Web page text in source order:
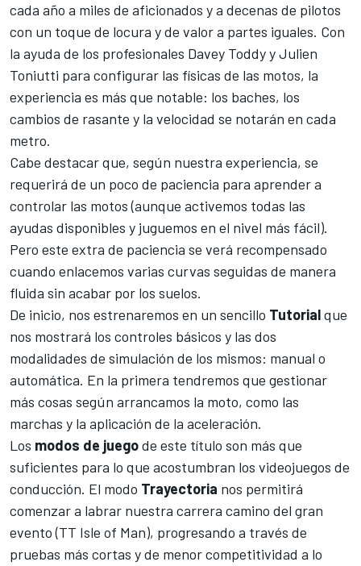
cada año a miles de aficionados y a decenas de pilotos
con un toque de locura y de valor a partes iguales. Con
la ayuda de los profesionales Davey Toddy y Julien
Toniutti para configurar las físicas de las motos, la
experiencia es más que notable: los baches, los
cambios de rasante y la velocidad se notarán en cada
metro.
Cabe destacar que, según nuestra experiencia, se
requerirá de un poco de paciencia para aprender a
controlar las motos (aunque activemos todas las
ayudas disponibles y juguemos en el nivel más fácil).
Pero este extra de paciencia se verá recompensado
cuando enlacemos varias curvas seguidas de manera
fluida sin acabar por los suelos.
De inicio, nos estrenaremos en un sencillo Tutorialque
nos mostrará los controles básicos y las dos
modalidades de simulación de los mismos: manual o
automática. En la primera tendremos que gestionar
más cosas según arrancamos la moto, como las
marchas y la aplicación de la aceleración.
Los modos de juegode este título son más que
suficientes para lo que acostumbran los videojuegos de
conducción. El modo Trayectoria nos permitirá
comenzar a labrar nuestra carrera camino del gran
evento (TT Isle of Man), progresando a través de
pruebas más cortas y de menor competitividad a lo